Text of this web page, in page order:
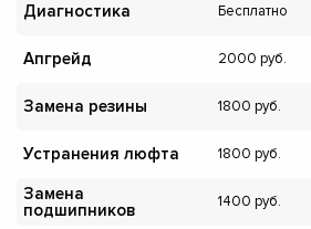
Диагностика Бесплатно
Апгрейд 2000
Замена резины 1800
Устранения люфта 1800
Замена
подшипников
1400